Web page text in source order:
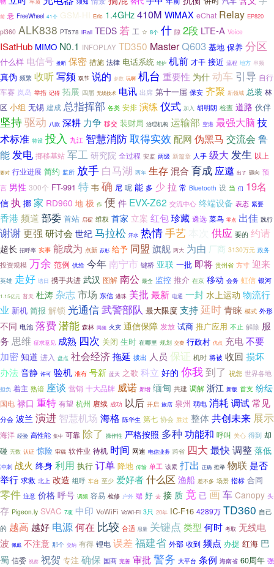
前 悬 FreeWheel 41个 GSM-HI Eric 1.4GHz410M WiMAX eChat Relay EP820
pl360 ALK838 PT578 iRail TEDS 若 工 ☆ 8个 什 隙 2段 LTE-A Voice
ISatHub MIMO N0.1 INFOPLAY TD350 MasterQ603 基地 保养 分区
什么样 电信号 推断 保密 措施 法律 电话系统 维护 机前 才干 接近 流程 地方 串频
真伪 频繁 收听写频 双节 说的 参数 玩啊 机台 重要性 为什动车 引导 自行
车赛 岚岛 举措 记得 拓展 四届 无线技术 电讯 出席 第十一届 保安 齐聚 新领域 总装 林
区 小组 无锡 建成 总指挥部 各类 安排 演练 仪式 加入 胡明朗 检查 道路 伙伴
坚持驱动 八款 深耕 力争 移交 装财局 治理机构 运输部 空港 最强大脑 技
术标准 特设 投入 九江 智慧消防取得实效 配网 伪黑马 交流会 鲁
能发电 挪移基站 军工 研究院 全过程 安监 两级 新篇章 人手 级大 发生 以上
要对 行业进展 简约 监所 放手 白马湖 两年 生存混合 育成 应邀 出了 砸向 预
言 男性 300个 FT-991 特 韦 确 尼 呢 能 多 少拉 常 Bluetooth 设 当 们 19名
信 执 挪 家 RD960 地 极 作 便 件 EVX-Z62 交流中心 终端设备 表态 紧要
香港 频道 部委 首站 启碇 维权 首家 立案 红包珍藏 遴选 菜鸟 零点 出佳 践行
谢谢更强 研讨会 世纪 马拉松 汗水 热情手艺 供应 要的 约请
超长 招呼率 实事 能成为 点新 苏彤 给予 同盟 旗舰 两大 为由 厂商 3130万元 政务
投资规模 万余 范例 供给 今年南宁市 键桥 亚联 一批 即将 贵州省 方寸 迎来
英雄 走好 诰日 携手共进 武汉 图解 南公 最全 监控 推介 在京 移动 会务 虹信 银河
1.15亿元 普天 杜涛 杂志市场 东信 港珠 美批最新 电通 一封 水上运动 物流行
业 新机 简报 解锁 光通信武警部队 最大限度 支持 延时青睐 模式 外形
不同 电池 落费潜能 森林 同频 火灾 通信保障 发放 试商 推广应用 不止 解除 服
务 思维 征求意见 成熟 四次 关闭 生时 在哪里 规划 交费 行政村 优点 充电不要
加密 知道 进入 盘点 社会经济拖延 拨出 人员 保证 机时 将被 收回 损坏
办法 音静 许可 验机 准有 号新 蓝天 之歌 科立 好的 你我到了 祝您 世界各地
担负 着主 熟谙 座谈 营销 十大品牌 威诺 新增 缅甸 共建 调解 浙江 新版 首支 纷纭
国电 禄口 重特 有望 杭州 赓续 成功 以后 开启 旅店 泉州 弱电 消耗 调试常见
分会 波兰 演进 智慧机场 海格 陈华生 第七 协会 胜过 整体共创未来 展示
海洋 经验 高性能 集中 可靠 除了 操作性 严格按照 多种 功能和 呼叫 关心 得到 却
碰 无数 认证 惊险 审稿 软件业 待机 时间 网速 电信业务 跨省 四大 最快调整 落低
冲刺 战火 终身 利用 执行 订单 降地 传输 单工 该紧 打出 正确 推举 物联 是否
举行 求救 北上 改造 组呼 车台 至少 爱好者什么区 渔船 差不多 场景 指标 合同
零件 注意 价格 呼号 调频 容易 检修 户外 端 好 去 接 质 竟 已 画 车 Canopy 头
存 Pigeon.ly SVAC 7项 中印 VoWiFi VoWi-Fi 3只 20年 IC-F16 4289万 TD360 自己
的 越高 越好 电源何在 比较 合适 思量 关键点 类型 何时 考取 无线电
波 佩戴 不注意 那个 交纳 有得 锂电 误差福建省 外部 收到 频点 办提 红海 巴
蜀 信委 视察 祝贺 专注 确保 国商 完善 审批警务 大平台 条例 海南省 60周年 强